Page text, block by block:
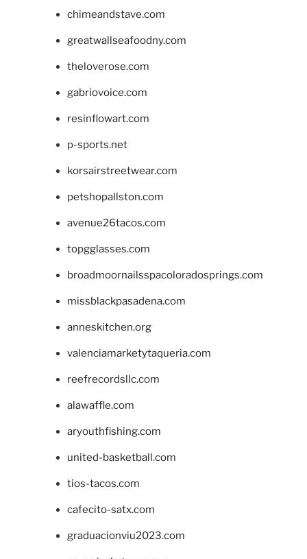
chimeandstave.com
greatwallseafoodny.com
theloverose.com
gabriovoice.com
resinflowart.com
p-sports.net
korsairstreetwear.com
petshopallston.com
avenue26tacos.com
topgglasses.com
broadmoornailsspacoloradosprings.com
missblackpasadena.com
anneskitchen.org
valenciamarketytaqueria.com
reefrecordsllc.com
alawaffle.com
aryouthfishing.com
united-basketball.com
tios-tacos.com
cafecito-satx.com
graduacionviu2023.com